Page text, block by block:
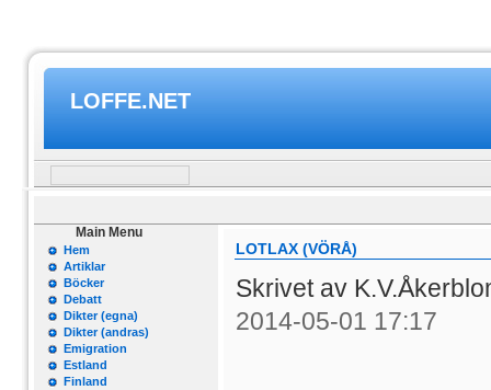
LOFFE.NET
Main Menu
Hem
Artiklar
Böcker
Debatt
Dikter (egna)
Dikter (andras)
Emigration
Estland
Finland
LOTLAX (VÖRÅ)
Skrivet av
2014-05-01 17:17